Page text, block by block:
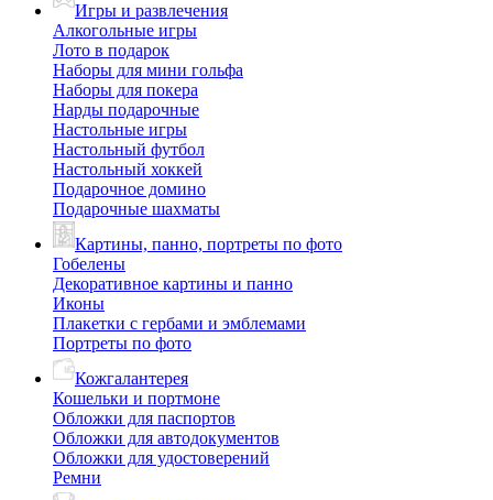
Игры и развлечения
Алкогольные игры
Лото в подарок
Наборы для мини гольфа
Наборы для покера
Нарды подарочные
Настольные игры
Настольный футбол
Настольный хоккей
Подарочное домино
Подарочные шахматы
Картины, панно, портреты по фото
Гобелены
Декоративное картины и панно
Иконы
Плакетки с гербами и эмблемами
Портреты по фото
Кожгалантерея
Кошельки и портмоне
Обложки для паспортов
Обложки для автодокументов
Обложки для удостоверений
Ремни